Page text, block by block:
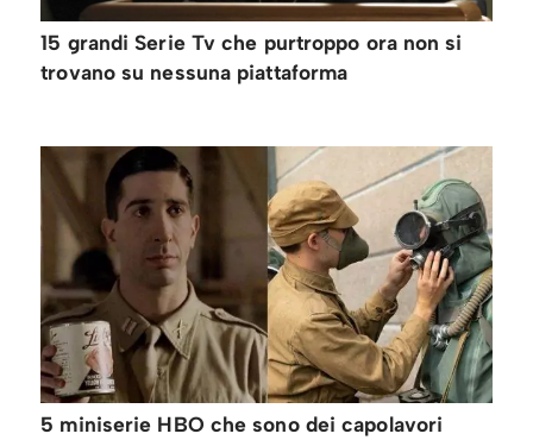
15 grandi Serie Tv che purtroppo ora non si
trovano su nessuna piattaforma
5 miniserie HBO che sono dei capolavori